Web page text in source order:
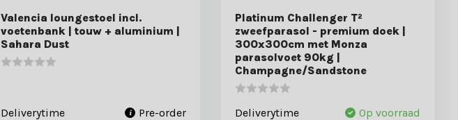
Valencia loungestoel incl.
voetenbank | touw + aluminium |
Sahara Dust
Deliverytime
Pre-order
Platinum Challenger T²
zweefparasol - premium doek |
300x300cm met Monza
parasolvoet 90kg |
Champagne/Sandstone
Deliverytime
Op voorraad